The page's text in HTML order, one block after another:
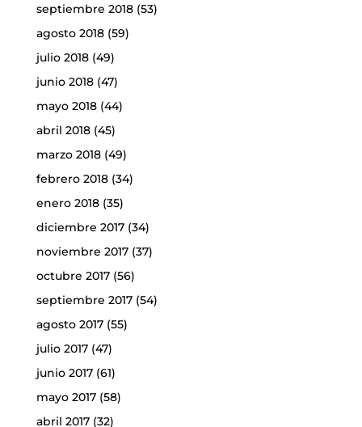
septiembre 2018(53)
agosto 2018(59)
julio 2018(49)
junio 2018(47)
mayo 2018(44)
abril 2018(45)
marzo 2018(49)
febrero 2018(34)
enero 2018(35)
diciembre 2017(34)
noviembre 2017(37)
octubre 2017(56)
septiembre 2017(54)
agosto 2017(55)
julio 2017(47)
junio 2017(61)
mayo 2017(58)
abril 2017(32)